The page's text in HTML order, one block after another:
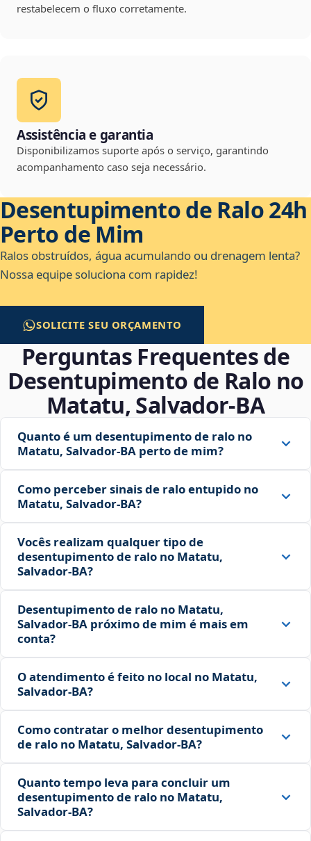
restabelecem o fluxo corretamente.
Assistência e garantia
Disponibilizamos suporte após o serviço, garantindo
acompanhamento caso seja necessário.
Desentupimento de Ralo 24h
Perto de Mim
Ralos obstruídos, água acumulando ou drenagem lenta?
Nossa equipe soluciona com rapidez!
SOLICITE SEU ORÇAMENTO
Perguntas Frequentes de
Desentupimento de Ralo no
Matatu, Salvador‑BA
Quanto é um desentupimento de ralo no
Matatu, Salvador‑BA perto de mim?
Como perceber sinais de ralo entupido no
Matatu, Salvador‑BA?
Vocês realizam qualquer tipo de
desentupimento de ralo no Matatu,
Salvador‑BA?
Desentupimento de ralo no Matatu,
Salvador‑BA próximo de mim é mais em
conta?
O atendimento é feito no local no Matatu,
Salvador‑BA?
Como contratar o melhor desentupimento
de ralo no Matatu, Salvador‑BA?
Quanto tempo leva para concluir um
desentupimento de ralo no Matatu,
Salvador‑BA?